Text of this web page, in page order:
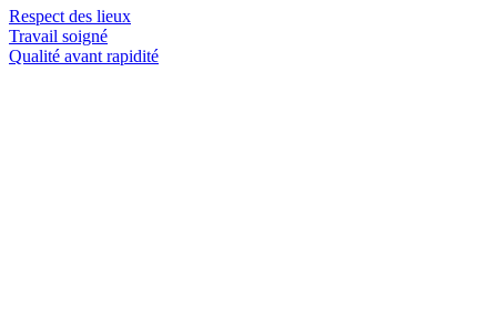
Respect des lieux
Travail soigné
Qualité avant rapidité